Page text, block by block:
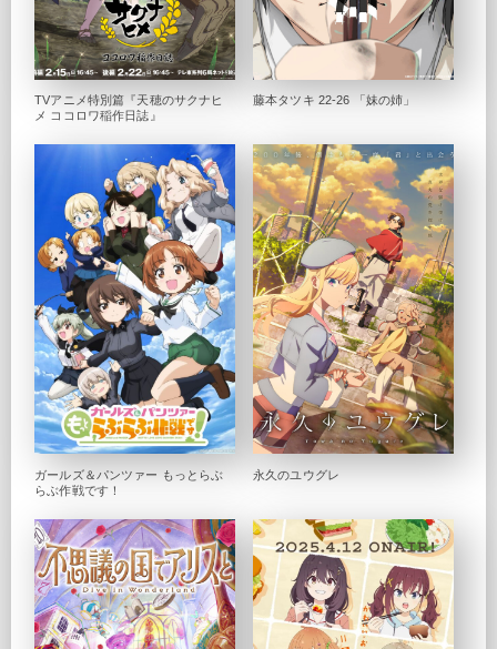
TVアニメ特別篇『天穂のサクナヒ
メ ココロワ稲作日誌』
藤本タツキ 22-26 「妹の姉」
ガールズ＆パンツァー もっとらぶ
らぶ作戦です！
永久のユウグレ